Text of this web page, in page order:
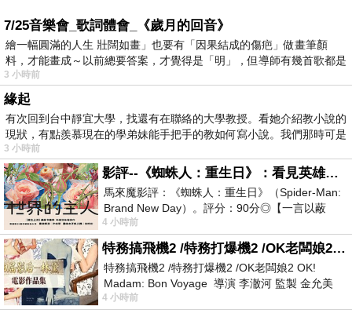
7/25音樂會_歌詞體會_《歲月的回音》
繪一幅圓滿的人生 壯闊如畫」也要有「因果結成的傷疤」做畫筆顏
料，才能畫成～以前總要答案，才覺得是「明」，但導師有幾首歌都是
在教
3 小時前
緣起
有次回到台中靜宜大學，找還有在聯絡的大學教授。看她介紹教小說的
現狀，有點羨慕現在的學弟妹能手把手的教如何寫小說。我們那時可是
3 小時前
影評--《蜘蛛人：重生日》：看見英雄的孤獨與重生
馬來魔影評：《蜘蛛人：重生日》（Spider-Man:
Brand New Day）。評分：90分◎【一言以蔽
之】：一個失去一切的英雄，學會放下孤獨、
4 小時前
特務搞飛機2 /特務打爆機2 /OK老闆娘2 OK! Madam: Bon Voyage
特務搞飛機2 /特務打爆機2 /OK老闆娘2 OK!
Madam: Bon Voyage 導演 李澈河 監製 金允美
劇本 申鉉成 主演 嚴正化 朴誠雄
4 小時前